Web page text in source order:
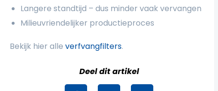
Langere standtijd – dus minder vaak vervangen
Milieuvriendelijker productieproces
Bekijk hier alle verfvangfilters.
Deel dit artikel